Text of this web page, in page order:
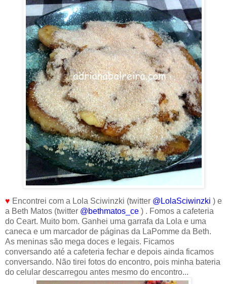
♥ Encontrei com a Lola Sciwinzki (twitter @LolaSciwinzki ) e
a Beth Matos (twitter @bethmatos_ce ) . Fomos a cafeteria
do Ceart. Muito bom. Ganhei uma garrafa da Lola e uma
caneca e um marcador de páginas da LaPomme da Beth.
As meninas são mega doces e legais. Ficamos
conversando até a cafeteria fechar e depois ainda ficamos
conversando. Não tirei fotos do encontro, pois minha bateria
do celular descarregou antes mesmo do encontro...